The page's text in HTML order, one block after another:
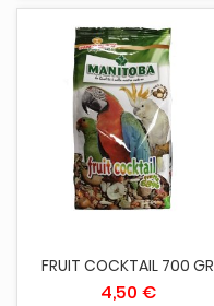
FRUIT COCKTAIL 700 GR
4,50 €